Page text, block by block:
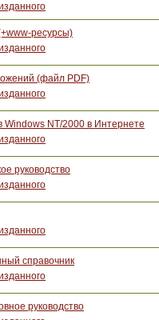
ресурсы)
(файл PDF)
Windows NT/2000 в Интернете
руководство
справочник
руководство